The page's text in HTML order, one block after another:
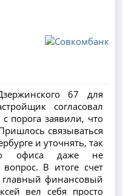
67 для
согласовал
порога заявили, что
связываться
и уточнять, так
офиса даже не
В итоге счет
финансовый
вел себя просто